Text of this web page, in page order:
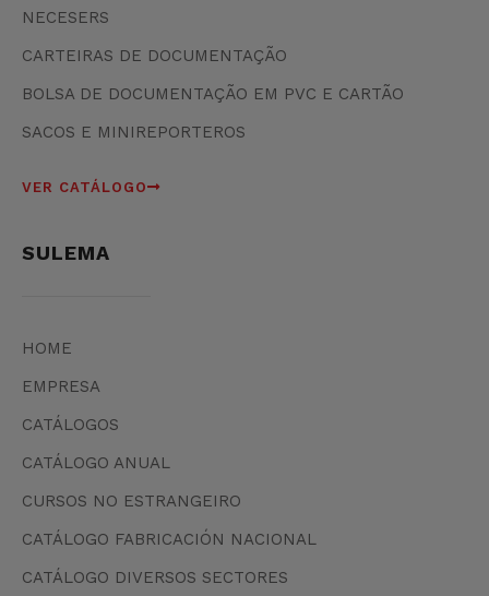
NECESERS
CARTEIRAS DE DOCUMENTAÇÃO
BOLSA DE DOCUMENTAÇÃO EM PVC E CARTÃO
SACOS E MINIREPORTEROS
VER CATÁLOGO
SULEMA
HOME
EMPRESA
CATÁLOGOS
CATÁLOGO ANUAL
CURSOS NO ESTRANGEIRO
CATÁLOGO FABRICACIÓN NACIONAL
CATÁLOGO DIVERSOS SECTORES